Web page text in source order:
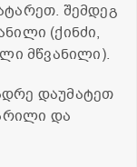
შემდეგ
(ქინძი,
მწვანილი).
დაუმატეთ
და